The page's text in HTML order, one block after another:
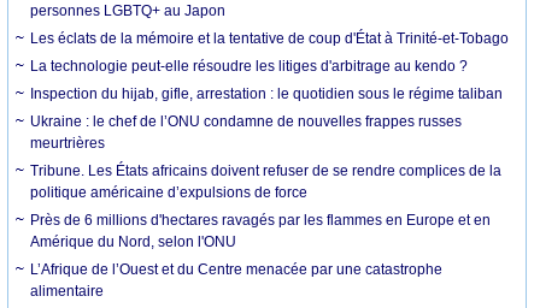
personnes LGBTQ+ au Japon
Les éclats de la mémoire et la tentative de coup d'État à Trinité-et-Tobago
La technologie peut-elle résoudre les litiges d'arbitrage au kendo ?
Inspection du hijab, gifle, arrestation : le quotidien sous le régime taliban
Ukraine : le chef de l’ONU condamne de nouvelles frappes russes
meurtrières
Tribune. Les États africains doivent refuser de se rendre complices de la
politique américaine d’expulsions de force
Près de 6 millions d'hectares ravagés par les flammes en Europe et en
Amérique du Nord, selon l'ONU
L’Afrique de l’Ouest et du Centre menacée par une catastrophe
alimentaire